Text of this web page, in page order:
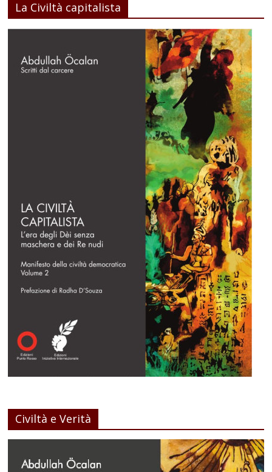
La Civiltà capitalista
Civiltà e Verità